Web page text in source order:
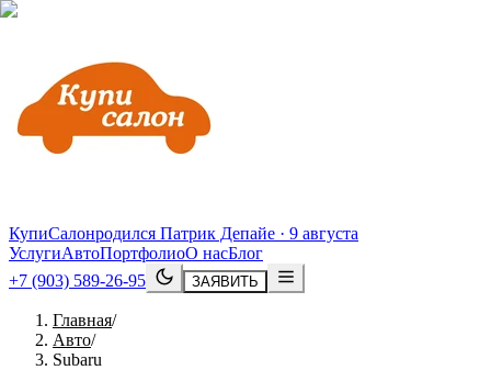
КупиСалонродился Патрик Депайе · 9 августа
УслугиАвтоПортфолиоО насБлог
+7 (903) 589-26-95
ЗАЯВИТЬ
Главная/
Авто/
Subaru